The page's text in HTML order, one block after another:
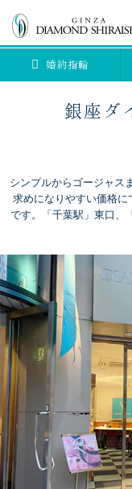
婚約指輪
ブライダルリング
結婚指輪
セットリング
エタニティリング
クローズアップ
プロポーズアイテ
ブライダルアイテ
ティアラ
アニバーサリージュエ
ベビージュエリー
ラブレタージュエ
アニバーサリージ
セットリングコレクシ
商品クオリティ
ダイヤモンドの品
ダイヤモンド仕入
シライシについて
ブランドコンセプ
サービス
銀座ダ
シンプルからゴージャス
求めになりやすい価格
です。「千葉駅」東口、